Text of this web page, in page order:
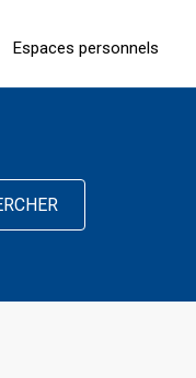
Espaces personnels